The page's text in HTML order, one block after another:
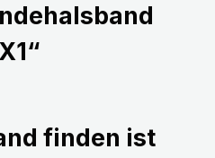
finden ist